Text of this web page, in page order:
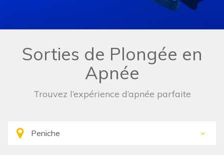
Sorties de Plongée en
Apnée
Trouvez l’expérience d’apnée parfaite